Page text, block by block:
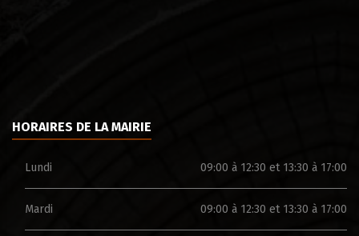
HORAIRES DE LA MAIRIE
Lundi 09:00 à 12:30 et 13:30 à 17:00
Mardi 09:00 à 12:30 et 13:30 à 17:00